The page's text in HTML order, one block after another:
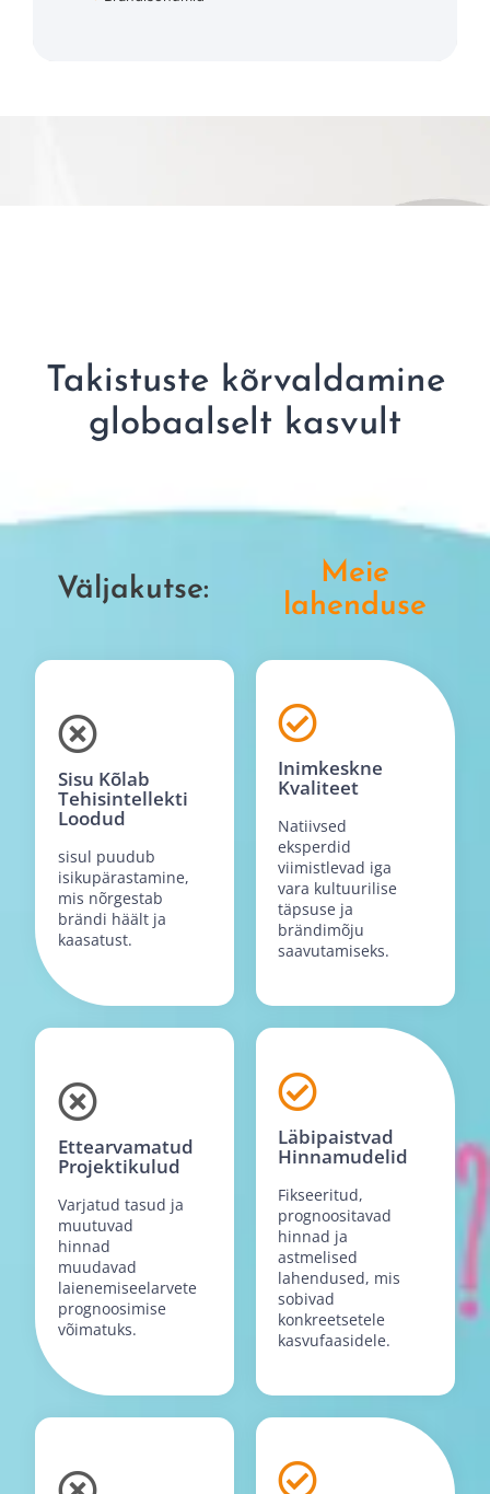
Takistuste kõrvaldamine
globaalselt kasvult
Väljakutse:
Meie
lahenduse
Sisu Kõlab
Tehisintellekti
Loodud
sisul puudub
isikupärastamine,
mis nõrgestab
brändi häält ja
kaasatust.
Inimkeskne
Kvaliteet
Natiivsed
eksperdid
viimistlevad iga
vara kultuurilise
täpsuse ja
brändimõju
saavutamiseks.
Ettearvamatud
Projektikulud
Varjatud tasud ja
muutuvad
hinnad
muudavad
laienemiseelarvete
prognoosimise
võimatuks.
Läbipaistvad
Hinnamudelid
Fikseeritud,
prognoositavad
hinnad ja
astmelised
lahendused, mis
sobivad
konkreetsetele
kasvufaasidele.